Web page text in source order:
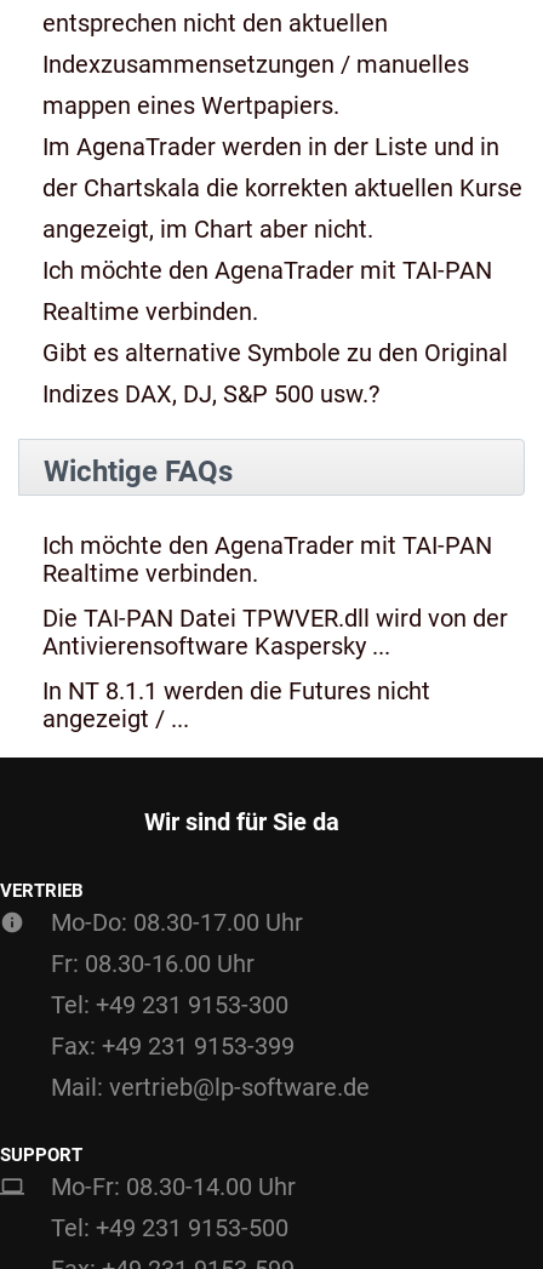
entsprechen nicht den aktuellen
Indexzusammensetzungen / manuelles
mappen eines Wertpapiers.
Im AgenaTrader werden in der Liste und in
der Chartskala die korrekten aktuellen Kurse
angezeigt, im Chart aber nicht.
Ich möchte den AgenaTrader mit TAI-PAN
Realtime verbinden.
Gibt es alternative Symbole zu den Original
Indizes DAX, DJ, S&P 500 usw.?
Wichtige FAQs
Ich möchte den AgenaTrader mit TAI-PAN
Realtime verbinden.
Die TAI-PAN Datei TPWVER.dll wird von der
Antivierensoftware Kaspersky ...
In NT 8.1.1 werden die Futures nicht
angezeigt / ...
Wir sind für Sie da
VERTRIEB
Mo-Do: 08.30-17.00 Uhr
Fr: 08.30-16.00 Uhr
Tel: +49 231 9153-300
Fax: +49 231 9153-399
Mail: vertrieb@lp-software.de
SUPPORT
Mo-Fr: 08.30-14.00 Uhr
Tel: +49 231 9153-500